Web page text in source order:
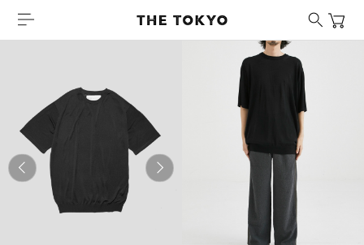
walenode
Washable silk Sheer knit T-shirts
￥30,800税込
280ポイント付与
カラー
BLACK